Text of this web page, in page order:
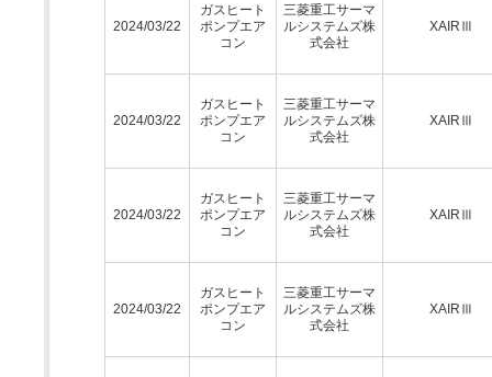
2024/03/22
ガスヒート
ポンプエア
コン
三菱重工サーマ
ルシステムズ株
式会社
XAIRⅢ
2024/03/22
ガスヒート
ポンプエア
コン
三菱重工サーマ
ルシステムズ株
式会社
XAIRⅢ
2024/03/22
ガスヒート
ポンプエア
コン
三菱重工サーマ
ルシステムズ株
式会社
XAIRⅢ
2024/03/22
ガスヒート
ポンプエア
コン
三菱重工サーマ
ルシステムズ株
式会社
XAIRⅢ